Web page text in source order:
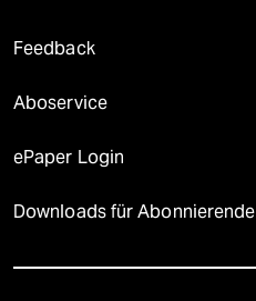
Feedback
Aboservice
ePaper Login
Downloads für Abonnierende